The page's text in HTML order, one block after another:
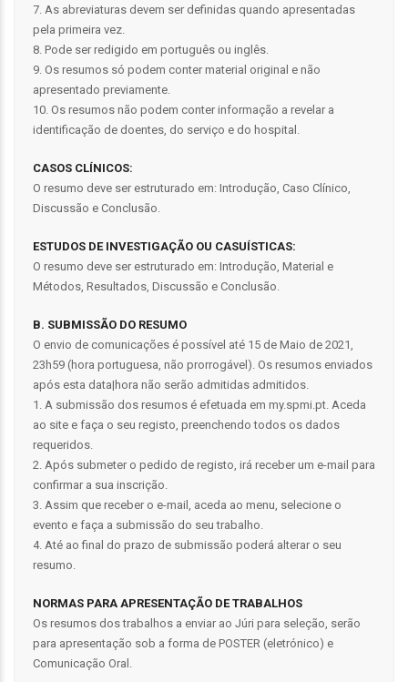
7. As abreviaturas devem ser definidas quando apresentadas
pela primeira vez.
8. Pode ser redigido em português ou inglês.
9. Os resumos só podem conter material original e não
apresentado previamente.
10. Os resumos não podem conter informação a revelar a
identificação de doentes, do serviço e do hospital.
CASOS CLÍNICOS:
O resumo deve ser estruturado em: Introdução, Caso Clínico,
Discussão e Conclusão.
ESTUDOS DE INVESTIGAÇÃO OU CASUÍSTICAS:
O resumo deve ser estruturado em: Introdução, Material e
Métodos, Resultados, Discussão e Conclusão.
B. SUBMISSÃO DO RESUMO
O envio de comunicações é possível até 15 de Maio de 2021,
23h59 (hora portuguesa, não prorrogável). Os resumos enviados
após esta data|hora não serão admitidas admitidos.
1. A submissão dos resumos é efetuada em my.spmi.pt. Aceda
ao site e faça o seu registo, preenchendo todos os dados
requeridos.
2. Após submeter o pedido de registo, irá receber um e-mail para
confirmar a sua inscrição.
3. Assim que receber o e-mail, aceda ao menu, selecione o
evento e faça a submissão do seu trabalho.
4. Até ao final do prazo de submissão poderá alterar o seu
resumo.
NORMAS PARA APRESENTAÇÃO DE TRABALHOS
Os resumos dos trabalhos a enviar ao Júri para seleção, serão
para apresentação sob a forma de POSTER (eletrónico) e
Comunicação Oral.